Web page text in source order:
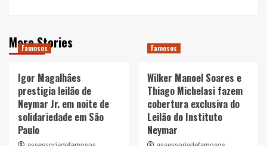
More Stories
Famosos
Igor Magalhães
prestigia leilão de
Neymar Jr. em noite de
solidariedade em São
Paulo
Famosos
Wilker Manoel Soares e
Thiago Michelasi fazem
cobertura exclusiva do
Leilão do Instituto
Neymar